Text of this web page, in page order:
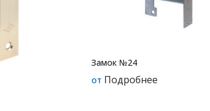
Замок №24
от Подробнее